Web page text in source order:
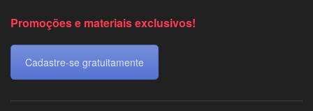
Promoções e materiais exclusivos!
Cadastre-se gratuitamente